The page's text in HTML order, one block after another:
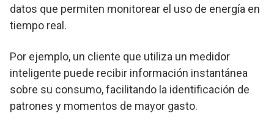
datos que permiten monitorear el uso de energía en
tiempo real.
Por ejemplo, un cliente que utiliza un medidor
inteligente puede recibir información instantánea
sobre su consumo, facilitando la identificación de
patrones y momentos de mayor gasto.